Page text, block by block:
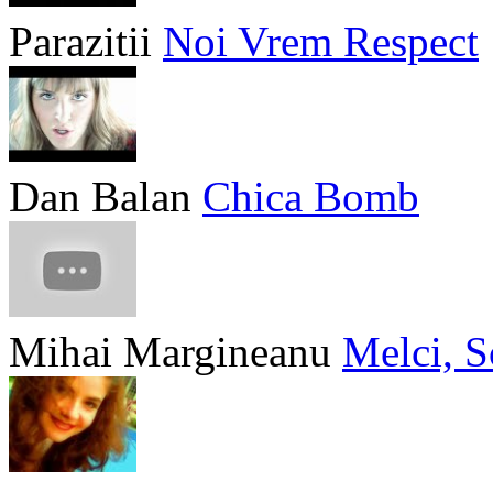
Parazitii Noi Vrem Respect
Dan Balan Chica Bomb
Mihai Margineanu Melci,